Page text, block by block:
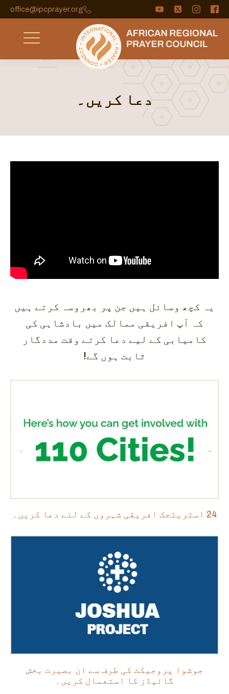
office@ipcprayer.org
دعا کریں۔
یہ کچھ وسائل ہیں جن پر بھروسہ کرتے ہیں
کہ آپ افریقی ممالک میں بادشاہی کی
کامیابی کے لیے دعا کرتے وقت مددگار
ثابت ہوں گے!
24 اسٹریٹجک افریقی شہروں کے لئے دعا کریں۔
جوشوا پروجیکٹ کی طرف سے ان بصیرت بخش
گائیڈز کا استعمال کریں۔